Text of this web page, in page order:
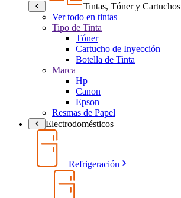
Tintas, Tóner y Cartuchos
Ver todo en tintas
Tipo de Tinta
Tóner
Cartucho de Inyección
Botella de Tinta
Marca
Hp
Canon
Epson
Resmas de Papel
Electrodomésticos
Refrigeración